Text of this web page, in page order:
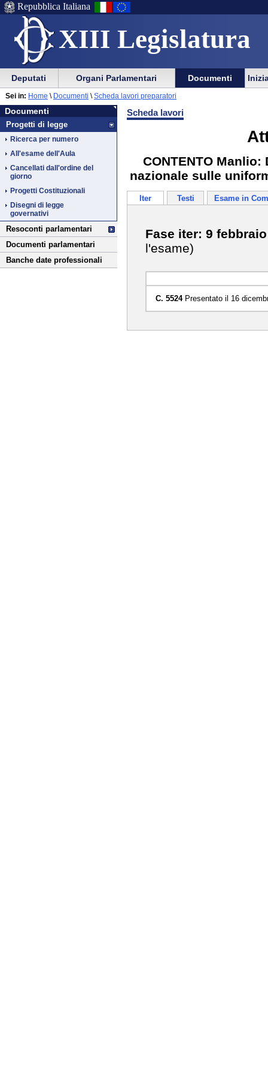
XIII Legislatura
Menu
di
ausilio
alla
navigazione
Vai
Menu
di
navigazione
principale
Repubblica Italiana
Menu
di
navigazione
principale
Vai
menu
di
sezione
Deputati Organi Parlamentari Documenti
Documenti
Vai
al
contenuto
Documenti
Progetti di legge
Ricerca per numero
All'esame dell'Aula
Cancellati dall'ordine del
giorno
Progetti Costituzionali
Disegni di legge
governativi
Resoconti parlamentari
Documenti parlamentari
Banche date professionali
Sei in: Home \ Documenti \ Scheda lavori preparatori
Scheda lavori
CONTENTO
nazionale sulle
Iter Testi Esame in
Fase iter: 9
l'esame)
C. 5524Presentato il 16